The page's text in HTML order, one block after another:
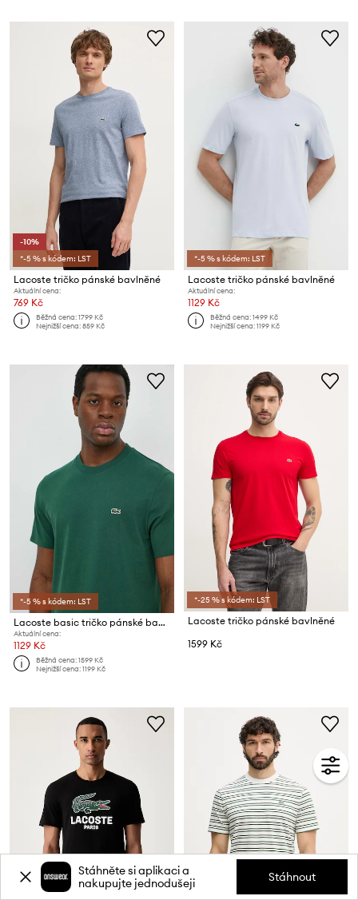
-10%
*-5 % s kódem: LST
Lacoste tričko pánské bavlněné
Aktuální cena:
769 Kč
Běžná cena:1799 Kč
Nejnižší cena:859 Kč
*-5 % s kódem: LST
Lacoste tričko pánské bavlněné
Aktuální cena:
1129 Kč
Běžná cena:1499 Kč
Nejnižší cena:1199 Kč
*-5 % s kódem: LST
Lacoste basic tričko pánské bavlněné
Aktuální cena:
1129 Kč
Běžná cena:1599 Kč
Nejnižší cena:1199 Kč
*-25 % s kódem: LST
Lacoste tričko pánské bavlněné
1599 Kč
Stáhněte si aplikaci a
nakupujte jednodušeji
Stáhnout